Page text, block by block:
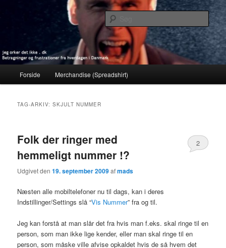
jeg orker det ikke . dk
Betragninger og frustrationer fra hverdagen i Danmark
Søg
Forside Merchandise (Spreadshirt)
TAG-ARKIV:SKJULT NUMMER
Folk der ringer med
hemmeligt nummer !?
Udgivet den19. september 2009afmads
2
Næsten alle mobiltelefoner nu til dags, kan i deres
Indstillinger/Settings slå “Vis Nummer” fra og til.
Jeg kan forstå at man slår det fra hvis man f.eks. skal ringe til en
person, som man ikke lige kender, eller man skal ringe til en
person, som måske ville afvise opkaldet hvis de så hvem det